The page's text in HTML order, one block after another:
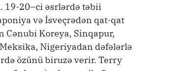
19-20–ci əsrlərdə təbii
və İsveçrədən qat-qat
Cənubi Koreya, Sinqapur,
Nigeriyadan dəfələrlə
özünü biruzə verir. Terry